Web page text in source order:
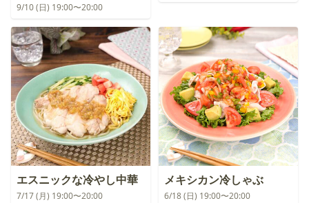
9/10 (日) 19:00〜20:00
エスニックな冷やし中華
7/17 (月) 19:00〜20:00
メキシカン冷しゃぶ
6/18 (日) 19:00〜20:00